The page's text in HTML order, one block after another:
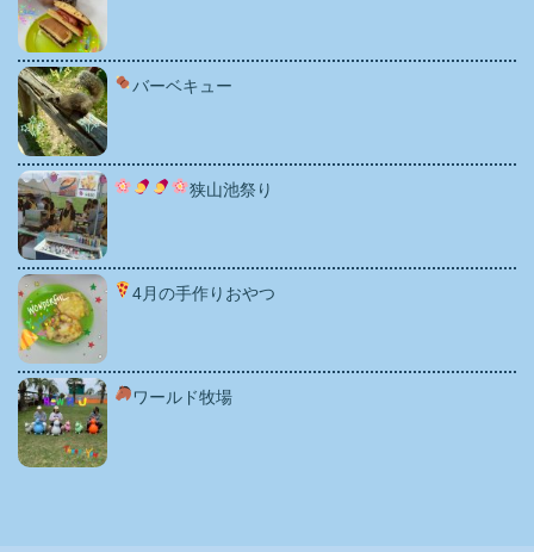
バーベキュー
狭山池祭り
4月の手作りおやつ
ワールド牧場